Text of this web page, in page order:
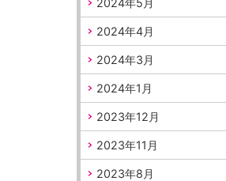
2024年5月
2024年4月
2024年3月
2024年1月
2023年12月
2023年11月
2023年8月